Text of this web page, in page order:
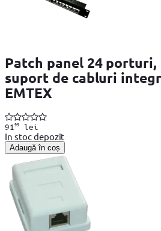
Patch panel 24 porturi,
suport de cabluri
EMTEX
91 99lei
In stoc depozit
Adaugă în coș